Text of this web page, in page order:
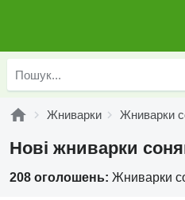
Жниварки Жниварки
Нові жниварки
208 оголошень: Жниварки